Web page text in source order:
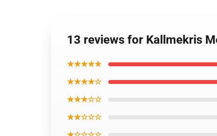
13 reviews for Kallmekris
★★★★★
★★★★☆
★★★☆☆
★★☆☆☆